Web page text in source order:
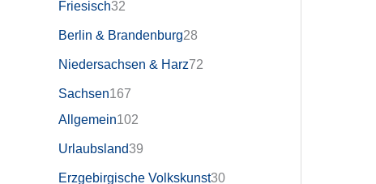
Friesisch32
Berlin & Brandenburg28
Niedersachsen & Harz72
Sachsen167
Allgemein102
Urlaubsland39
Erzgebirgische Volkskunst30